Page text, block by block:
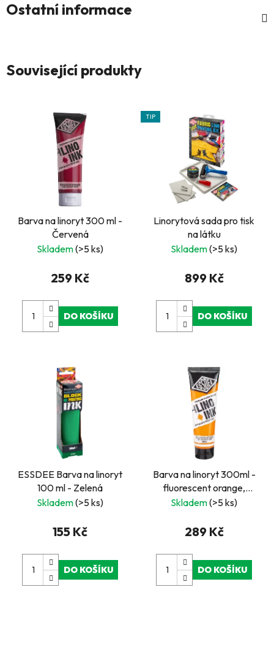
Ostatní informace
Související produkty
Barva na linoryt 300 ml -
Červená
Skladem(>5 ks)
259 Kč
DO KOŠÍKU
TIP
Linorytová sada pro tisk
na látku
Skladem(>5 ks)
899 Kč
DO KOŠÍKU
ESSDEE Barva na linoryt
100 ml - Zelená
Skladem(>5 ks)
155 Kč
DO KOŠÍKU
Barva na linoryt 300ml -
fluorescent orange,
oranžová
Skladem(>5 ks)
289 Kč
DO KOŠÍKU